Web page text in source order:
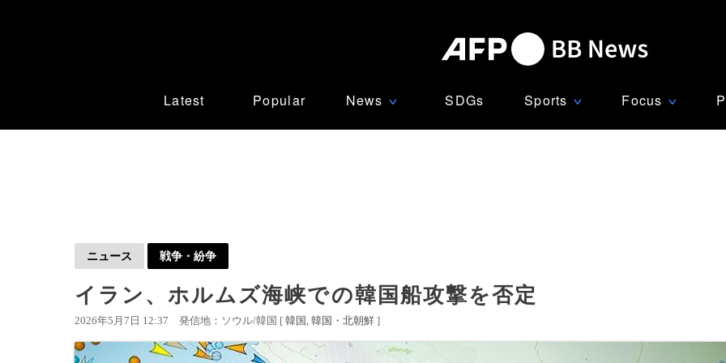
Latest Popular News ∨ SDGs Sports ∨ Focus ∨
ニュース 戦争・紛争
イラン、ホルムズ海峡での韓国船攻撃を否定
2026年5月7日 12:37 発信地：ソウル/韓国 [ 韓国 韓国・北朝鮮 ]